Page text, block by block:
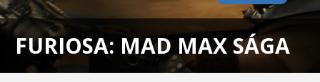
FURIOSA: MAD MAX SÁGA